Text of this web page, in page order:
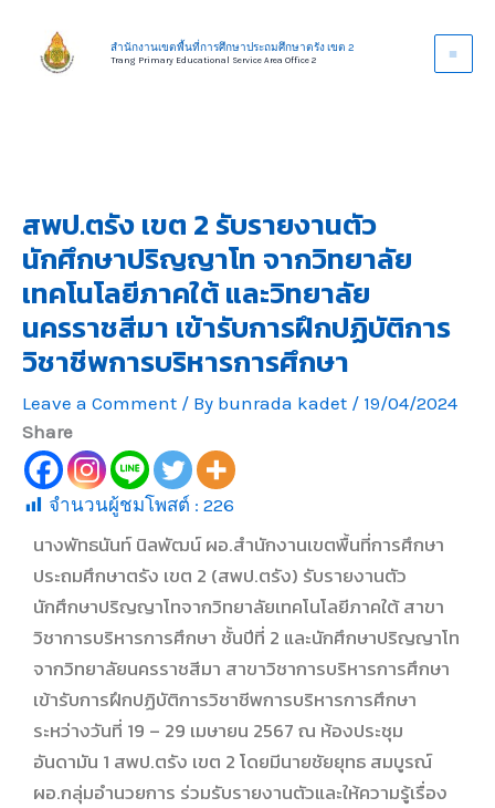
content
สำนักงานเขตพื้นที่การศึกษาประถมศึกษาตรัง เขต 2
Trang Primary Educational Service Area Office 2
สพป.ตรัง เขต 2 รับรายงานตัว
นักศึกษาปริญญาโท จากวิทยาลัย
เทคโนโลยีภาคใต้ และวิทยาลัย
นครราชสีมา เข้ารับการฝึกปฏิบัติการ
วิชาชีพการบริหารการศึกษา
Leave a Comment / By bunrada kadet / 19/04/2024
Share
จำนวนผู้ชมโพสต์ : 226
นางพัทธนันท์ นิลพัฒน์ ผอ.สำนักงานเขตพื้นที่การศึกษา
ประถมศึกษาตรัง เขต 2 (สพป.ตรัง) รับรายงานตัว
นักศึกษาปริญญาโทจากวิทยาลัยเทคโนโลยีภาคใต้ สาขา
วิชาการบริหารการศึกษา ชั้นปีที่ 2 และนักศึกษาปริญญาโท
จากวิทยาลัยนครราชสีมา สาขาวิชาการบริหารการศึกษา
เข้ารับการฝึกปฏิบัติการวิชาชีพการบริหารการศึกษา
ระหว่างวันที่ 19 – 29 เมษายน 2567 ณ ห้องประชุม
อันดามัน 1 สพป.ตรัง เขต 2 โดยมีนายชัยยุทธ สมบูรณ์
ผอ.กลุ่มอำนวยการ ร่วมรับรายงานตัวและให้ความรู้เรื่อง